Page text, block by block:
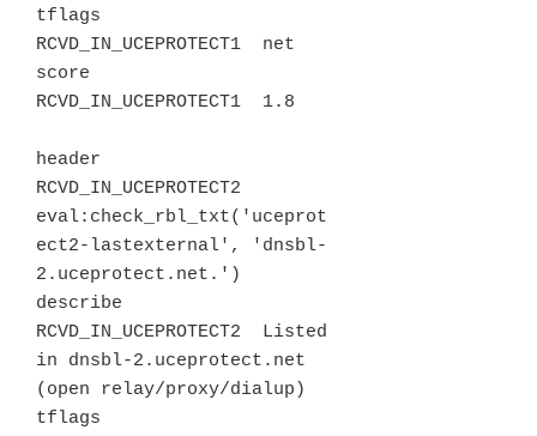
tflags
RCVD_IN_UCEPROTECT1  net
score
RCVD_IN_UCEPROTECT1  1.8
header
RCVD_IN_UCEPROTECT2
eval:check_rbl_txt('uceprot
ect2-lastexternal', 'dnsbl-
2.uceprotect.net.')
describe
RCVD_IN_UCEPROTECT2  Listed
in dnsbl-2.uceprotect.net
(open relay/proxy/dialup)
tflags